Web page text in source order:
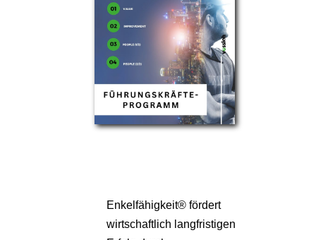
Enkelfähigkeit® fördert
wirtschaftlich langfristigen